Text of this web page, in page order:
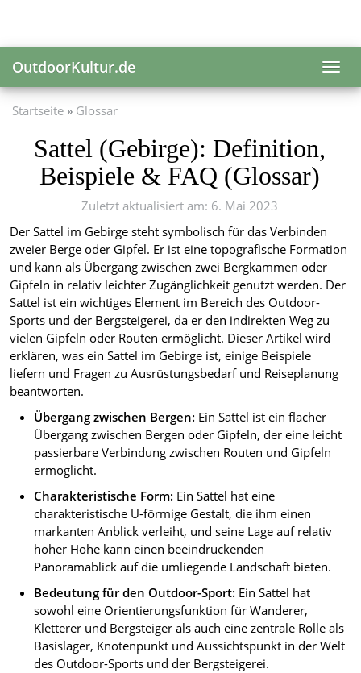
main
content
OutdoorKultur.de
Startseite Glossar
Sattel (Gebirge): Definition,
Beispiele & FAQ (Glossar)
Zuletzt aktualisiert am: 6. Mai 2023
Der Sattel im Gebirge steht symbolisch für das Verbinden
zweier Berge oder Gipfel. Er ist eine topografische Formation
und kann als Übergang zwischen zwei Bergkämmen oder
Gipfeln in relativ leichter Zugänglichkeit genutzt werden. Der
Sattel ist ein wichtiges Element im Bereich des Outdoor-
Sports und der Bergsteigerei, da er den indirekten Weg zu
vielen Gipfeln oder Routen ermöglicht. Dieser Artikel wird
erklären, was ein Sattel im Gebirge ist, einige Beispiele
liefern und Fragen zu Ausrüstungsbedarf und Reiseplanung
beantworten.
Übergang zwischen Bergen: Ein Sattel ist ein flacher
Übergang zwischen Bergen oder Gipfeln, der eine leicht
passierbare Verbindung zwischen Routen und Gipfeln
ermöglicht.
Charakteristische Form: Ein Sattel hat eine
charakteristische U-förmige Gestalt, die ihm einen
markanten Anblick verleiht, und seine Lage auf relativ
hoher Höhe kann einen beeindruckenden
Panoramablick auf die umliegende Landschaft bieten.
Bedeutung für den Outdoor-Sport: Ein Sattel hat
sowohl eine Orientierungsfunktion für Wanderer,
Kletterer und Bergsteiger als auch eine zentrale Rolle als
Basislager, Knotenpunkt und Aussichtspunkt in der Welt
des Outdoor-Sports und der Bergsteigerei.